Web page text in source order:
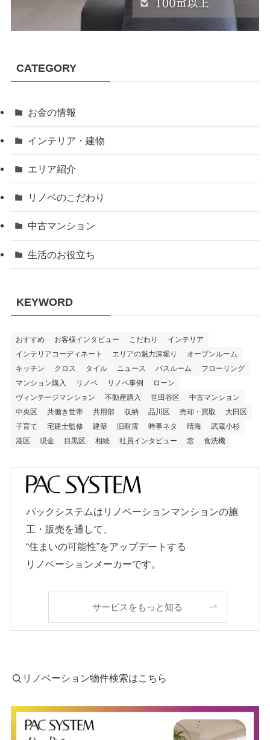
CATEGORY
お金の情報
インテリア・建物
エリア紹介
リノベのこだわり
中古マンション
生活のお役立ち
KEYWORD
おすすめ お客様インタビュー こだわり
インテリア
インテリアコーディネート
エリアの魅力深堀り
オープンルーム
キッチン
クロス タイル ニュース バスルーム
フローリング
マンション購入
リノベ リノベ事例
ローン
ヴィンテージマンション
不動産購入 世田谷区
中古マンション
中央区
共働き世帯 共用部 収納 品川区 売却・買取
大田区
子育て
宅建士監修 建築 旧耐震 時事ネタ 晴海
武蔵小杉
港区
現金 目黒区 相続 社員インタビュー 窓 食洗機
パックシステムはリノベーションマンションの施
工・販売を通して、
“住まいの可能性”をアップデートする
リノベーションメーカーです。
サービスをもっと知る
リノベーション物件検索はこちら